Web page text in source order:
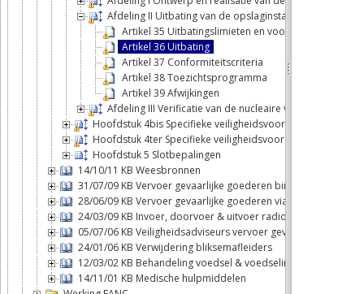
Afdeling II Uitbating van de opslaginstallatie
Artikel 35 Uitbatingslimieten en voorwaarden
Artikel 36 Uitbating
Artikel 37 Conformiteitscriteria
Artikel 38 Toezichtsprogramma
Artikel 39 Afwijkingen
Afdeling III Verificatie van de nucleaire veiligheid
Hoofdstuk 4bis Specifieke veiligheidsvoorschriften voor
Hoofdstuk 4ter Specifieke veiligheidsvoorschriften voor
Hoofdstuk 5 Slotbepalingen
14/10/11 KB Weesbronnen
31/07/09 KB Vervoer gevaarlijke goederen binnenwateren
28/06/09 KB Vervoer gevaarlijke goederen via de weg of
24/03/09 KB Invoer, doorvoer & uitvoer radioactieve stoffen
05/07/06 KB Veiligheidsadviseurs vervoer gevaarlijke
24/01/06 KB Verwijdering bliksemafleiders
12/03/02 KB Behandeling voedsel & voedselingrediënten
14/11/01 KB Medische hulpmiddelen